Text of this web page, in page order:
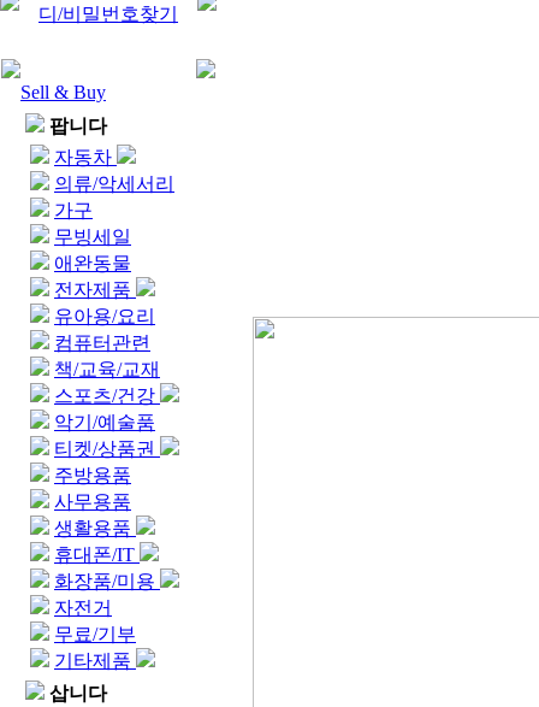
디/비밀번호찾기
Sell & Buy
팝니다
자동차
의류/악세서리
가구
무빙세일
애완동물
전자제품
유아용/요리
컴퓨터관련
책/교육/교재
스포츠/건강
악기/예술품
티켓/상품권
주방용품
사무용품
생활용품
휴대폰/IT
화장품/미용
자전거
무료/기부
기타제품
삽니다